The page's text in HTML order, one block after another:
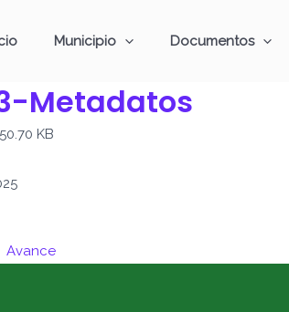
Municipio Documentos
Metadatos
KB
Avance